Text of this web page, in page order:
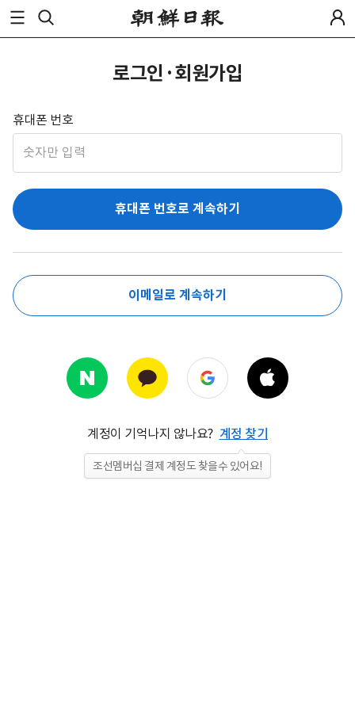
로그인·회원가입
휴대폰 번호
휴대폰 번호로 계속하기
이메일로 계속하기
계정이 기억나지 않나요? 계정 찾기
조선멤버십 결제 계정도 찾을수 있어요!